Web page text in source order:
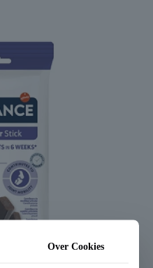
Over Cookies